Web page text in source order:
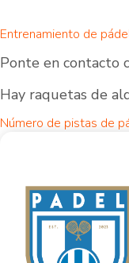
Entrenamiento de
Ponte en contacto
Hay raquetas de
Número de pistas de